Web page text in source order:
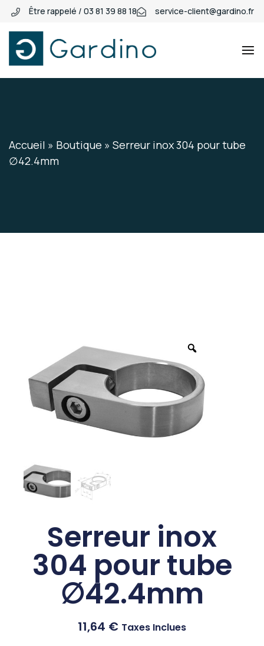
Être rappelé / 03 81 39 88 18 service-client@gardino.fr
Gardino
Gardino
Accueil » Boutique » Serreur inox 304 pour tube
∅42.4mm
Serreur inox
304 pour tube
∅42.4mm
11,64 € Taxes Inclues